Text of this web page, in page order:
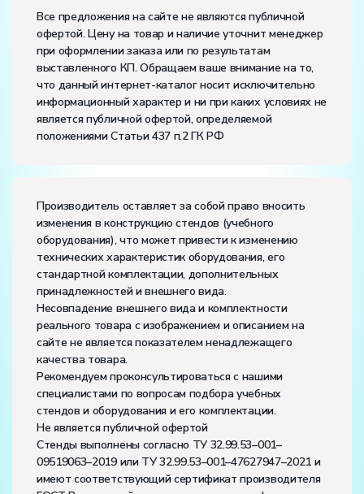
Размеры (Д x Ш x В):
Потребляемая мощность, В·А:1000
Электропитание:
напряжение, В:220
частота, Гц:50
Класс защиты от поражения электрическим током:
Диапазон рабочих температур, ˚С:+10…+35
Влажность, %:до 80
Все предложения на сайте не являются публичной
офертой. Цену на товар и наличие уточнит менеджер
при оформлении заказа или по результатам
выставленного КП. Обращаем ваше внимание на то,
что данный интернет-каталог носит исключительно
информационный характер и ни при каких условиях не
является публичной офертой, определяемой
положениями Статьи 437 п.2 ГК РФ
Производитель оставляет за собой право вносить
изменения в конструкцию стендов (учебного
оборудования), что может привести к изменению
технических характеристик оборудования, его
стандартной комплектации, дополнительных
принадлежностей и внешнего вида.
Несовпадение внешнего вида и комплектности
реального товара с изображением и описанием на
сайте не является показателем ненадлежащего
качества товара.
Рекомендуем проконсультироваться с нашими
специалистами по вопросам подбора учебных
стендов и оборудования и его комплектации.
Не является публичной офертой
Стенды выполнены согласно ТУ 32.99.53–001–
09519063–2019 или ТУ 32.99.53–001–47627947–2021 и
имеют соответствующий сертификат производителя